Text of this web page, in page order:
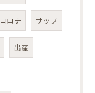
コロナ サップ
出産